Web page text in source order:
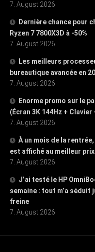
7. August 2026
Dernière chance pour
Ryzen 7 7800X3D à -50%
7. August 2026
Les meilleurs
bureautique avancée en
7. August 2026
Enorme promo sur le
(Écran 3K 144Hz +
7. August 2026
À un mois de la
est affiché au meilleur prix
7. August 2026
J’ai testé le HP
semaine : tout m’a séduit
freine
7. August 2026